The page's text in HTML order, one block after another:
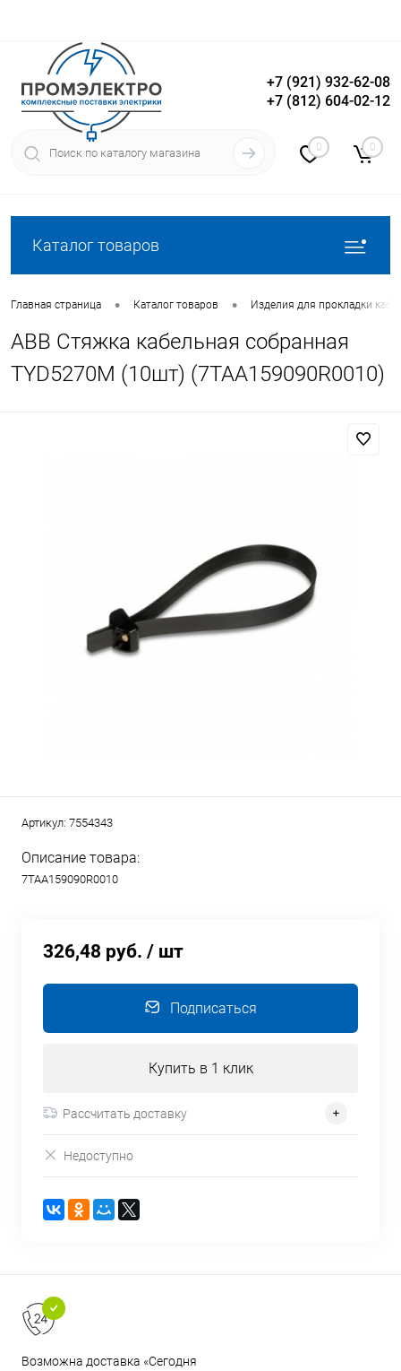
Вход Регистрация
+7 (921) 932-62-08
+7 (812) 604-02-12
0 0
Каталог товаров
Главная страница • Каталог товаров • Изделия для прокладки
ABB Стяжка кабельная собранная
TYD5270M (10шт) (7TAA159090R0010)
Артикул: 7554343
Описание товара:
7TAA159090R0010
326,48 руб. / шт
Подписаться
Купить в 1 клик
Рассчитать доставку
Недоступно
Возможна доставка «Сегодня